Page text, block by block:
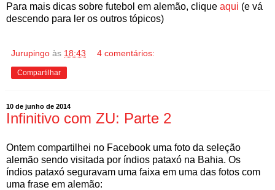
Para mais dicas sobre futebol em alemão, clique aqui (e vá
descendo para ler os outros tópicos)
Jurupingo às 18:43 4 comentários:
Compartilhar
10 de junho de 2014
Infinitivo com ZU: Parte 2
Ontem compartilhei no Facebook uma foto da seleção
alemão sendo visitada por índios pataxó na Bahia. Os
índios pataxó seguravam uma faixa em uma das fotos com
uma frase em alemão: